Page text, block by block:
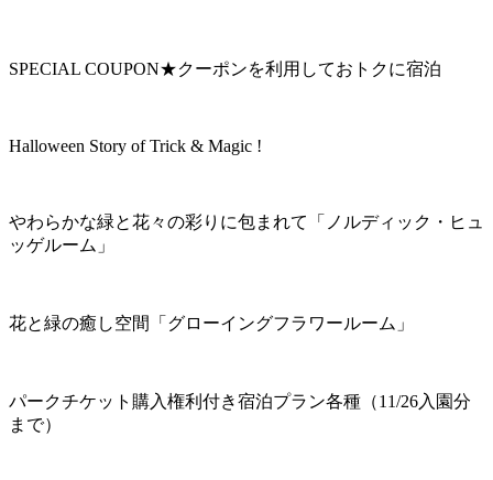
SPECIAL COUPON★クーポンを利用しておトクに宿泊
Halloween Story of Trick & Magic !
やわらかな緑と花々の彩りに包まれて「ノルディック・ヒュ
ッゲルーム」
花と緑の癒し空間「グローイングフラワールーム」
パークチケット購入権利付き宿泊プラン各種（11/26入園分
まで）